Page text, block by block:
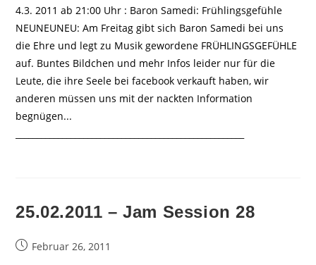
4.3. 2011 ab 21:00 Uhr : Baron Samedi: Frühlingsgefühle
NEUNEUNEU: Am Freitag gibt sich Baron Samedi bei uns
die Ehre und legt zu Musik gewordene FRÜHLINGSGEFÜHLE
auf. Buntes Bildchen und mehr Infos leider nur für die
Leute, die ihre Seele bei facebook verkauft haben, wir
anderen müssen uns mit der nackten Information
begnügen...
25.02.2011 – Jam Session 28
BeitragFebruar 26, 2011